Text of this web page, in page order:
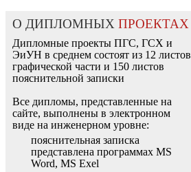
О ДИПЛОМНЫХ ПРОЕКТАХ
Дипломные проекты ПГС, ГСХ и
ЭиУН в среднем состоят из 12 листов
графической части и 150 листов
пояснительной записки
Все дипломы, представленные на
сайте, выполнены в электронном
виде на инженерном уровне:
пояснительная записка
представлена программах MS
Word, MS Exel